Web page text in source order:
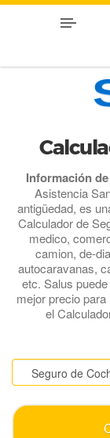
Información
Asistencia
antigüedad, es
Calculador de
medico,
camion, de-
autocaravanas,
etc. Salus
mejor precio
el